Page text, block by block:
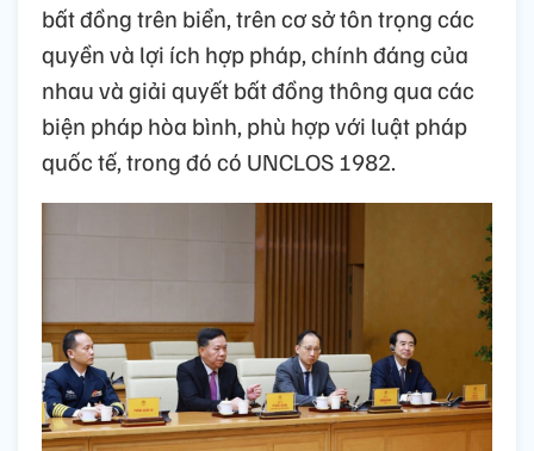
bất đồng trên biển, trên cơ sở tôn trọng các
quyền và lợi ích hợp pháp, chính đáng của
nhau và giải quyết bất đồng thông qua các
biện pháp hòa bình, phù hợp với luật pháp
quốc tế, trong đó có UNCLOS 1982.